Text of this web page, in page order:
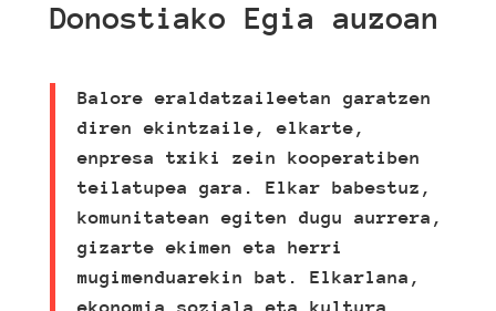
Donostiako Egia auzoan
Balore eraldatzaileetan garatzen
diren ekintzaile, elkarte,
enpresa txiki zein kooperatiben
teilatupea gara. Elkar babestuz,
komunitatean egiten dugu aurrera,
gizarte ekimen eta herri
mugimenduarekin bat. Elkarlana,